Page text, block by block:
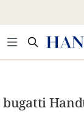
bugatti